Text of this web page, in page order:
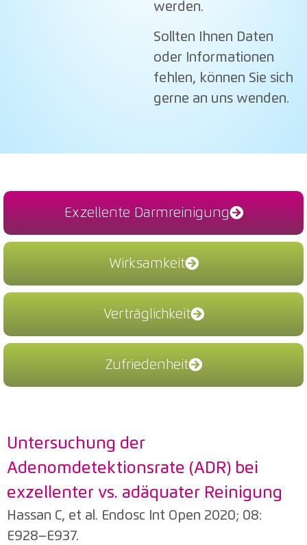
werden.
Sollten Ihnen Daten
oder Informationen
fehlen, können Sie sich
gerne an uns wenden.
Exzellente Darmreinigung
Wirksamkeit
Verträglichkeit
Zufriedenheit
Untersuchung der
Adenomdetektionsrate (ADR) bei
exzellenter vs. adäquater Reinigung
Hassan C, et al. Endosc Int Open 2020; 08:
E928–E937.